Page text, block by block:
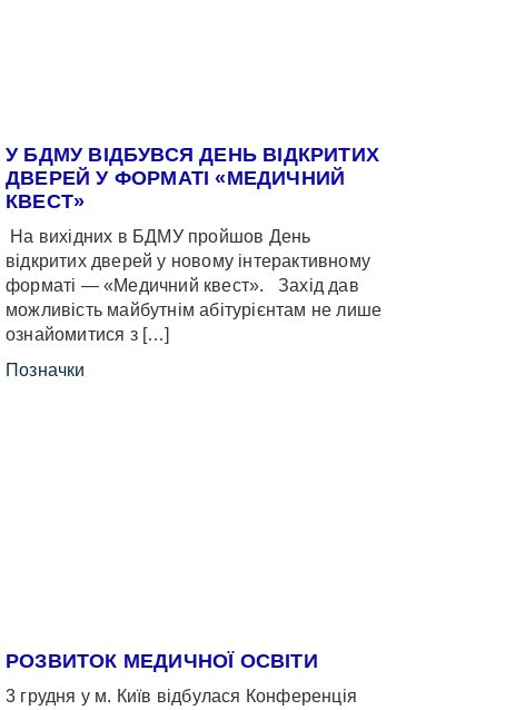
У БДМУ ВІДБУВСЯ ДЕНЬ ВІДКРИТИХ
ДВЕРЕЙ У ФОРМАТІ «МЕДИЧНИЙ
КВЕСТ»
На вихідних в БДМУ пройшов День
відкритих дверей у новому інтерактивному
форматі — «Медичний квест». Захід дав
можливість майбутнім абітурієнтам не лише
ознайомитися з […]
Позначки
РОЗВИТОК МЕДИЧНОЇ ОСВІТИ
3 грудня у м. Київ відбулася Конференція